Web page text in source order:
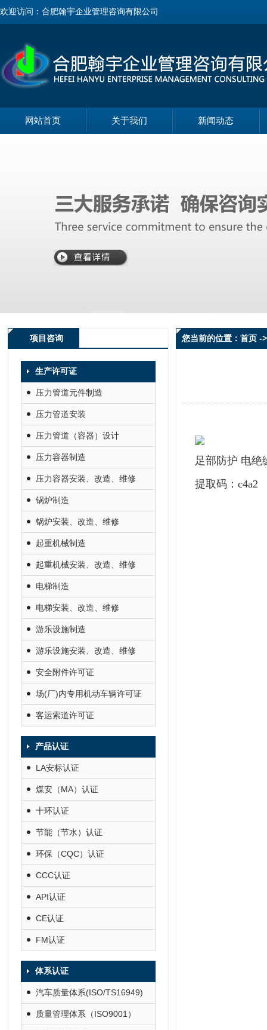
欢迎访问：合肥翰宇企业管理咨询有限公司
网站首页 关于我们 新闻动态
项目咨询
生产许可证
压力管道元件制造
压力管道安装
压力管道（容器）设计
压力容器制造
压力容器安装、改造、维修
锅炉制造
锅炉安装、改造、维修
起重机械制造
起重机械安装、改造、维修
电梯制造
电梯安装、改造、维修
游乐设施制造
游乐设施安装、改造、维修
安全附件许可证
场(厂)内专用机动车辆许可证
客运索道许可证
产品认证
LA安标认证
煤安（MA）认证
十环认证
节能（节水）认证
环保（CQC）认证
CCC认证
API认证
CE认证
FM认证
体系认证
汽车质量体系(ISO/TS16949)
质量管理体系（ISO9001）
您当前的位置：首页
足部防护 电绝
提取码： c4a2